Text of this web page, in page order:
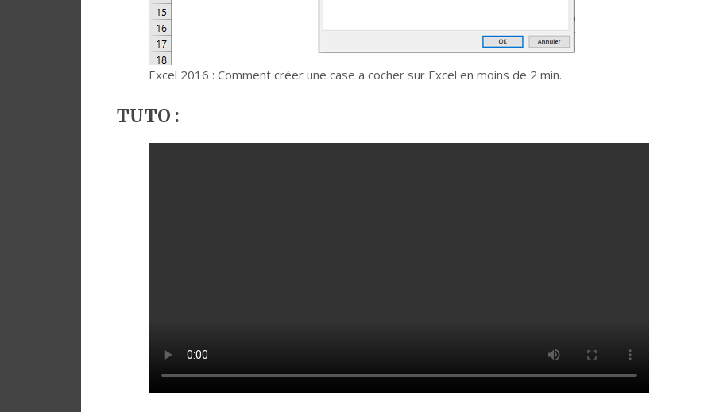
Excel 2016 : Comment créer une case a cocher sur Excel en moins de 2 min.
TUTO :